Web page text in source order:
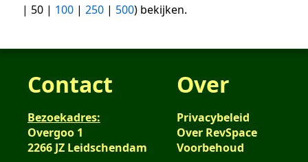
| 50 | 100 | 250 | 500) bekijken.
Contact
Bezoekadres:
Overgoo 1
2266 JZ Leidschendam
Over
Privacybeleid
Over RevSpace
Voorbehoud